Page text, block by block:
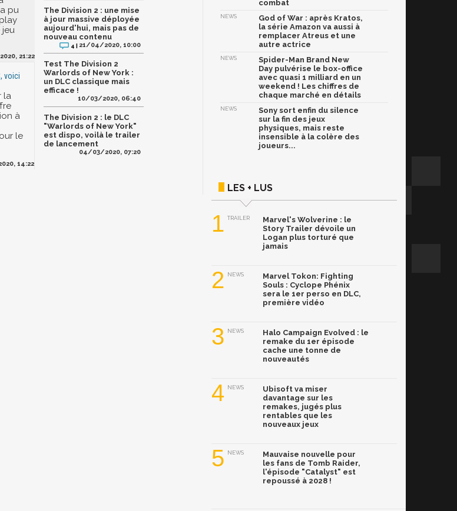
pu
jeu
21:22
voici
la
à
le
14:22
The Division 2 : une mise
à jour massive déployée
aujourd'hui, mais pas de
nouveau contenu
4 | 21/04/2020, 10:00
Test The Division 2
Warlords of New York :
un DLC classique mais
efficace !
10/03/2020, 06:40
The Division 2 : le DLC
"Warlords of New York"
est dispo, voilà le trailer
de lancement
04/03/2020, 07:20
combat
NEWS
God of War : après Kratos,
la série Amazon va aussi à
remplacer Atreus et une
autre actrice
NEWS
Spider-Man Brand New
Day pulvérise le box-office
avec quasi 1 milliard en un
weekend ! Les chiffres de
chaque marché en détails
NEWS
Sony sort enfin du silence
sur la fin des jeux
physiques, mais reste
insensible à la colère des
joueurs...
LES + LUS
1 TRAILER
Marvel's Wolverine : le
Story Trailer dévoile un
Logan plus torturé que
jamais
2 NEWS
Marvel Tokon: Fighting
Souls : Cyclope Phénix
sera le 1er perso en DLC,
première vidéo
3 NEWS
Halo Campaign Evolved : le
remake du 1er épisode
cache une tonne de
nouveautés
4 NEWS
Ubisoft va miser
davantage sur les
remakes, jugés plus
rentables que les
nouveaux jeux
5 NEWS
Mauvaise nouvelle pour
les fans de Tomb Raider,
l'épisode "Catalyst" est
repoussé à 2028 !